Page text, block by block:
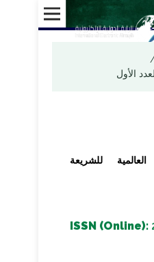
العالمية للشريعة
ISSN (Online):